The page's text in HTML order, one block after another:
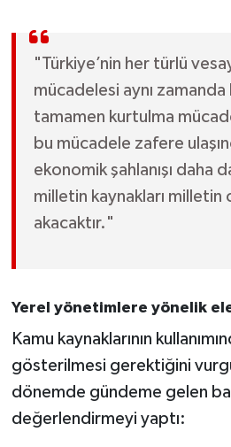
"Türkiye’nin her türlü
mücadelesi aynı
tamamen kurtulma
bu mücadele zafere
ekonomik şahlanışı daha
milletin kaynakları milletin
akacaktır."
Yerel yönetimlere yönelik
Kamu kaynaklarının
gösterilmesi gerektiğini
dönemde gündeme gelen
değerlendirmeyi yaptı: